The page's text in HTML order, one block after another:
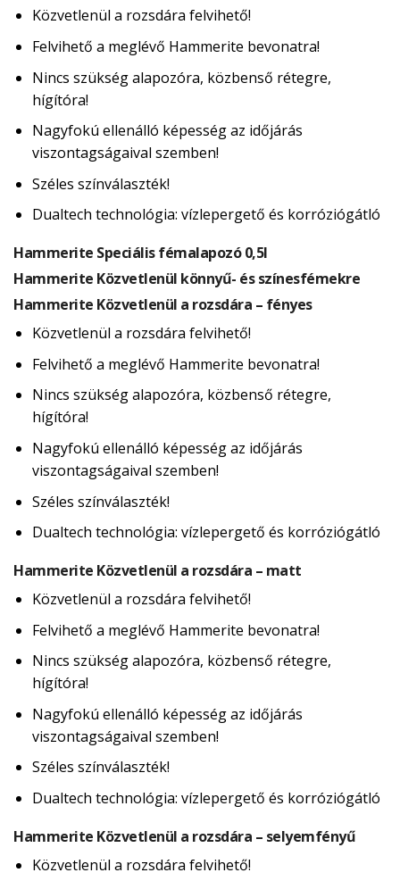
Közvetlenül a rozsdára felvihető!
Felvihető a meglévő Hammerite bevonatra!
Nincs szükség alapozóra, közbenső rétegre,
hígítóra!
Nagyfokú ellenálló képesség az időjárás
viszontagságaival szemben!
Széles színválaszték!
Dualtech technológia: vízlepergető és korróziógátló
Hammerite Speciális fémalapozó 0,5l
Hammerite Közvetlenül könnyű- és színesfémekre
Hammerite Közvetlenül a rozsdára – fényes
Közvetlenül a rozsdára felvihető!
Felvihető a meglévő Hammerite bevonatra!
Nincs szükség alapozóra, közbenső rétegre,
hígítóra!
Nagyfokú ellenálló képesség az időjárás
viszontagságaival szemben!
Széles színválaszték!
Dualtech technológia: vízlepergető és korróziógátló
Hammerite Közvetlenül a rozsdára – matt
Közvetlenül a rozsdára felvihető!
Felvihető a meglévő Hammerite bevonatra!
Nincs szükség alapozóra, közbenső rétegre,
hígítóra!
Nagyfokú ellenálló képesség az időjárás
viszontagságaival szemben!
Széles színválaszték!
Dualtech technológia: vízlepergető és korróziógátló
Hammerite Közvetlenül a rozsdára – selyemfényű
Közvetlenül a rozsdára felvihető!